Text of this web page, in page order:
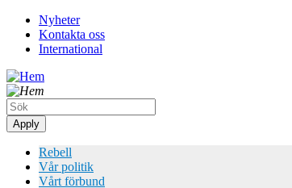
Hoppa
huvudinnehåll
Top
meny
Nyheter
Kontakta oss
International
Rebell
Vår politik
Vårt förbund